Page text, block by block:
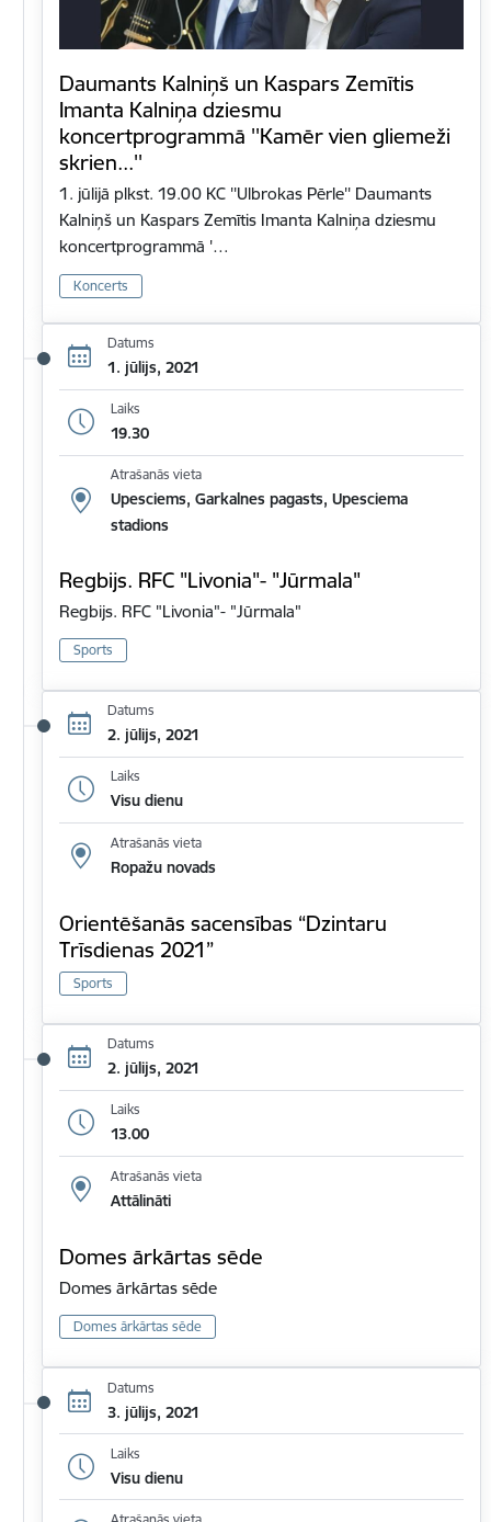
Daumants Kalniņš un Kaspars Zemītis
Imanta Kalniņa dziesmu
koncertprogrammā ''Kamēr vien gliemeži
skrien...''
1. jūlijā plkst. 19.00 KC ''Ulbrokas Pērle'' Daumants
Kalniņš un Kaspars Zemītis Imanta Kalniņa dziesmu
koncertprogrammā '…
Koncerts
Datums
1. jūlijs, 2021
Laiks
19.30
Atrašanās vieta
Upesciems, Garkalnes pagasts, Upesciema
stadions
Regbijs. RFC "Livonia"- "Jūrmala"
Regbijs. RFC "Livonia"- "Jūrmala"
Sports
Datums
2. jūlijs, 2021
Laiks
Visu dienu
Atrašanās vieta
Ropažu novads
Orientēšanās sacensības “Dzintaru
Trīsdienas 2021”
Sports
Datums
2. jūlijs, 2021
Laiks
13.00
Atrašanās vieta
Attālināti
Domes ārkārtas sēde
Domes ārkārtas sēde
Domes ārkārtas sēde
Datums
3. jūlijs, 2021
Laiks
Visu dienu